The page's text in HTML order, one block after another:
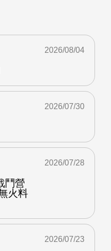
2026/08/04
2026/07/30
鬥營
火料
2026/07/28
2026/07/23